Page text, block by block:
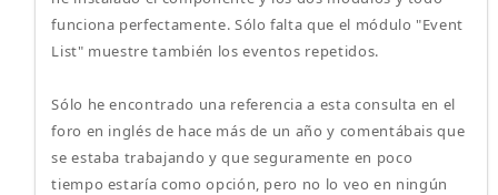
funciona perfectamente. Sólo falta que el módulo "Event
List" muestre también los eventos repetidos.
Sólo he encontrado una referencia a esta consulta en el
foro en inglés de hace más de un año y comentábais que
se estaba trabajando y que seguramente en poco
tiempo estaría como opción, pero no lo veo en ningún